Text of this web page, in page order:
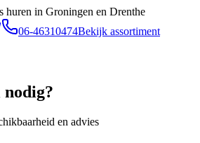
huren in Groningen en Drenthe
06-46310474Bekijk assortiment
en advies